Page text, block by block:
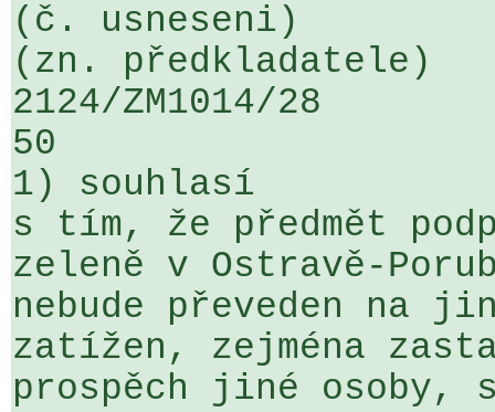
(č. usneseni)
(zn. předkladatele)
2124/ZM1014/28
50
1) souhlasí
s tím, že předmět
zeleně v Ostravě-
nebude převeden na
zatížen, zejména
prospěch jiné osoby,